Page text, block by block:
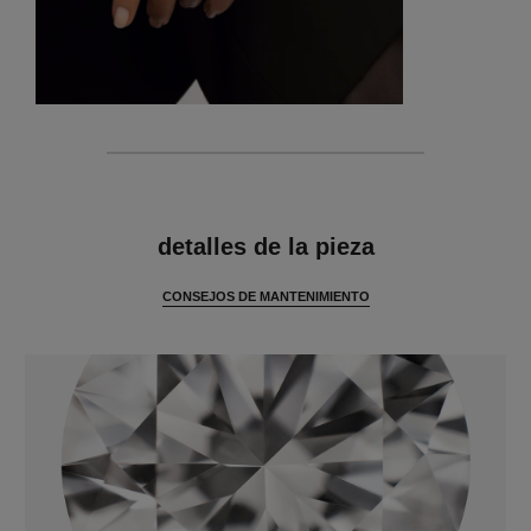
detalles de la pieza
CONSEJOS DE MANTENIMIENTO